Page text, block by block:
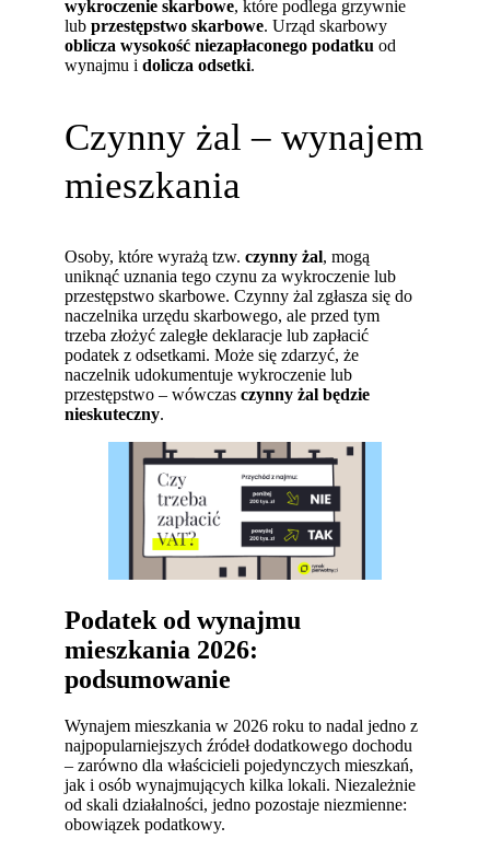
wykroczenie skarbowe, które podlega grzywnie
lubprzestępstwo skarbowe. Urząd skarbowy
oblicza wysokość niezapłaconego podatku od
wynajmu idolicza odsetki.
Czynny żal – wynajem
mieszkania
Osoby, które wyrażą tzw.czynny żal, mogą
uniknąć uznania tego czynu za wykroczenie lub
przestępstwo skarbowe. Czynny żal zgłasza się do
naczelnika urzędu skarbowego, ale przed tym
trzeba złożyć zaległe deklaracje lub zapłacić
podatek z odsetkami. Może się zdarzyć, że
naczelnik udokumentuje wykroczenie lub
przestępstwo – wówczasczynny żal będzie
nieskuteczny.
Podatek od wynajmu
mieszkania 2026:
podsumowanie
Wynajem mieszkania w 2026 roku to nadal jedno z
najpopularniejszych źródeł dodatkowego dochodu
– zarówno dla właścicieli pojedynczych mieszkań,
jak i osób wynajmujących kilka lokali. Niezależnie
od skali działalności, jedno pozostaje niezmienne:
obowiązek podatkowy.